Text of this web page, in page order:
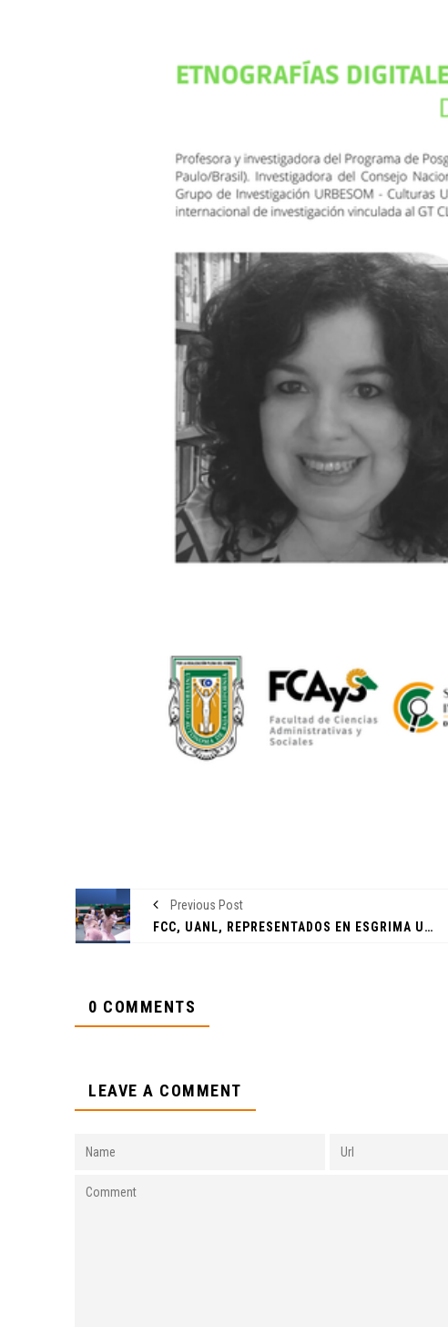
Previous Post
FCC, UANL, REPRESENTADOS EN ESGRIMA UACJ 2022
0 COMMENTS
LEAVE A COMMENT
ORIGEN Y PROPÓSITO DE
CASA INDI
14 noviembre, 2022
SELECCIONAN A GANADORES
DEL OCTAVO CONCURSO DE
FOTOGRAFÍA “EN LA MIRA DE
LA SUSTENTABILIDAD”